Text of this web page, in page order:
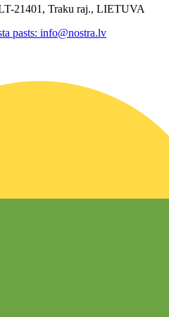
21401, Traku raj., LIETUVA
pasts: info@nostra.lv